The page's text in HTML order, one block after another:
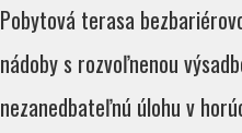
Pobytová terasa
nádoby s rozvoľnenou
nezanedbateľnú úlohu v